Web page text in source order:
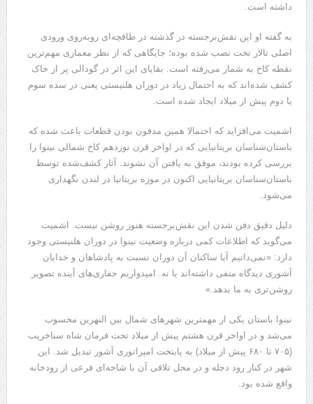
داشته است.
به گفته او این نقش‌برجسته در گذشته در طاقچه‌ای روبه‌روی ورودی
اصلی تالار تخت نصب شده بوده؛ جایگاهی که از نظر معماری مهم‌ترین
نقطه کاخ به شمار می‌رفته است. بقایای این اثر در گودالی پر از خاک
کشف شده‌اند که به احتمال زیاد در دوران هلنیستی یعنی در سده سوم
یا دوم پیش از میلاد ایجاد شده است.
اشمیت می‌افزاید که احتمالا همین مدفون بودن قطعات باعث شده که
باستان‌شناسان بریتانیایی که در اواخر قرن نوزدهم کاخ شمالی نینوا را
بررسی کرده بودند، موفق به یافتن آن نشوند. آثار کشف‌شده توسط
باستان‌سناسان بریتانیایی اکنون در موزه بریتانیا در لندن نگهداری
می‌شود.
دلیل دقیق دفن شدن این نقش‌برجسته هنوز روشن نیست. اشمیت
می‌گوید که اطلاعات کمی درباره وضعیت نینوا در دوران هلنیستی وجود
دارد: «نمی‌دانیم آیا ساکنان آن دوران نسبت به پادشاهان و خدایان
آشوری دیدگاه منفی داشته‌اند یا نه. امیدواریم حفاری‌های آینده تصویر
روشن‌تری به ما بدهد.»
نینوا باستان یکی از مهمترین شهرهای شمال بین النهرین محسوب
می‌شد و در اواخر قرن هشتم پیش از میلاد تحت فرمان شاه سناخریب
(۷۰۵ تا ۶۸۰ پیش از میلاد) به پایتخت امپراتوری آشور تبدیل شد. این
شهر در کنار رود دجله و در محل تلاقی آن با شاخه‌ای فرعی از رودخانه
واقع شده بود.